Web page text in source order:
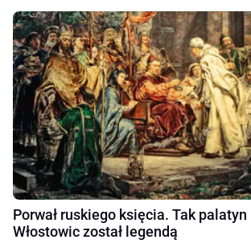
Porwał ruskiego księcia. Tak
Włostowic został legendą